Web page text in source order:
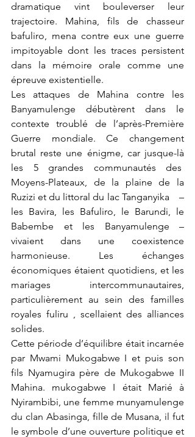
dramatique vint bouleverser leur
trajectoire. Mahina, fils de chasseur
bafuliro, mena contre eux une guerre
impitoyable dont les traces persistent
dans la mémoire orale comme une
épreuve existentielle.
Les attaques de Mahina contre les
Banyamulenge débutèrent dans le
contexte troublé de l’après-Première
Guerre mondiale. Ce changement
brutal reste une énigme, car jusque-là
les 5 grandes communautés des
Moyens-Plateaux, de la plaine de la
Ruzizi et du littoral du lac Tanganyika    –
les Bavira, les Bafuliro, le Barundi, le
Babembe et les Banyamulenge –
vivaient dans une coexistence
harmonieuse. Les échanges
économiques étaient quotidiens, et les
mariages intercommunautaires,
particulièrement au sein des familles
royales fuliru , scellaient des alliances
solides.
Cette période d’équilibre était incarnée
par Mwami Mukogabwe I et puis son
fils Nyamugira père de Mukogabwe II
Mahina. mukogabwe I était Marié à
Nyirambibi, une femme munyamulenge
du clan Abasinga, fille de Musana, il fut
le symbole d’une ouverture politique et